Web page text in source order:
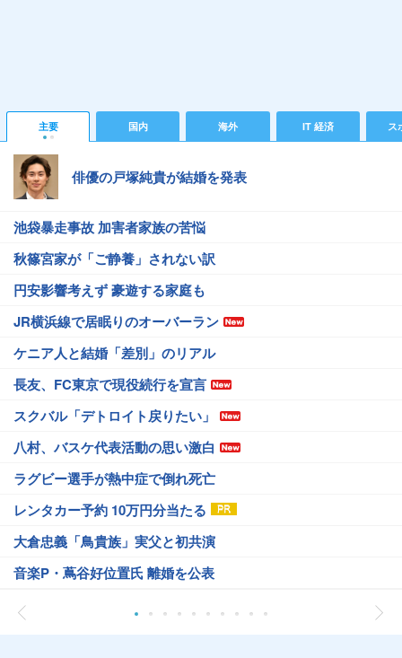
主要 国内 海外 IT 経済 ス
俳優の戸塚純貴が結婚を発表
池袋暴走事故 加害者家族の苦悩
秋篠宮家が「ご静養」されない訳
円安影響考えず 豪遊する家庭も
JR横浜線で居眠りのオーバーラン
ケニア人と結婚「差別」のリアル
長友、FC東京で現役続行を宣言
スクバル「デトロイト戻りたい」
八村、バスケ代表活動の思い激白
ラグビー選手が熱中症で倒れ死亡
レンタカー予約 10万円分当たる
大倉忠義「鳥貴族」実父と初共演
音楽P・蔦谷好位置氏 離婚を公表